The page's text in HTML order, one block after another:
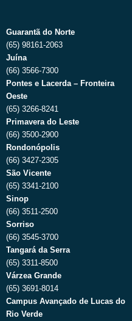
Guarantã do Norte
(65) 98161-2063
Juína
(66) 3566-7300
Pontes e Lacerda – Fronteira
Oeste
(65) 3266-8241
Primavera do Leste
(66) 3500-2900
Rondonópolis
(66) 3427-2305
São Vicente
(65) 3341-2100
Sinop
(66) 3511-2500
Sorriso
(66) 3545-3700
Tangará da Serra
(65) 3311-8500
Várzea Grande
(65) 3691-8014
Campus Avançado de Lucas do
Rio Verde